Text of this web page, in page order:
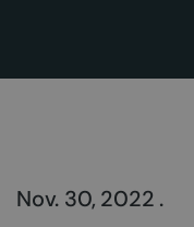
Nov. 30, 2022 .